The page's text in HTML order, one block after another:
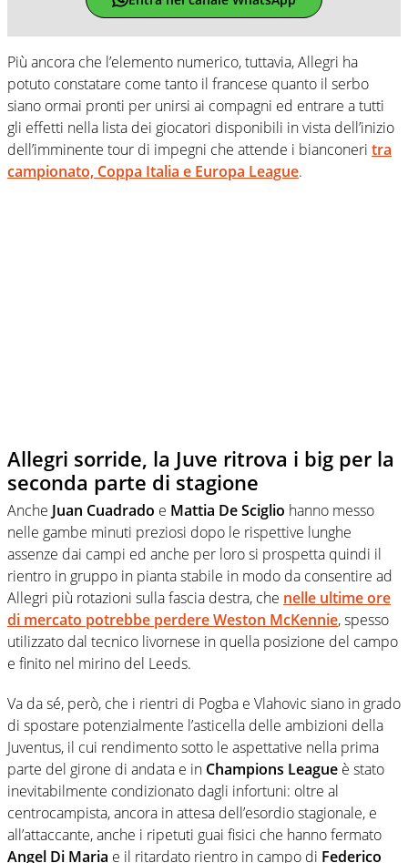
Più ancora che l’elemento numerico, tuttavia, Allegri ha
potuto constatare come tanto il francese quanto il serbo
siano ormai pronti per unirsi ai compagni ed entrare a tutti
gli effetti nella lista dei giocatori disponibili in vista dell’inizio
dell’imminente tour di impegni che attende i bianconeri tra
campionato, Coppa Italia e Europa League.
Allegri sorride, la Juve ritrova i big per la
seconda parte di stagione
Anche Juan Cuadrado e Mattia De Sciglio hanno messo
nelle gambe minuti preziosi dopo le rispettive lunghe
assenze dai campi ed anche per loro si prospetta quindi il
rientro in gruppo in pianta stabile in modo da consentire ad
Allegri più rotazioni sulla fascia destra, che nelle ultime ore
di mercato potrebbe perdere Weston McKennie, spesso
utilizzato dal tecnico livornese in quella posizione del campo
e finito nel mirino del Leeds.
Va da sé, però, che i rientri di Pogba e Vlahovic siano in grado
di spostare potenzialmente l’asticella delle ambizioni della
Juventus, il cui rendimento sotto le aspettative nella prima
parte del girone di andata e in Champions League è stato
inevitabilmente condizionato dagli infortuni: oltre al
centrocampista, ancora in attesa dell’esordio stagionale, e
all’attaccante, anche i ripetuti guai fisici che hanno fermato
Angel Di Maria e il ritardato rientro in campo di Federico